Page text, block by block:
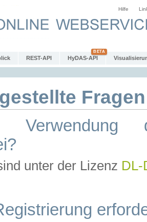
Hilfe
REST-API HyDAS-API
unter der Lizenz